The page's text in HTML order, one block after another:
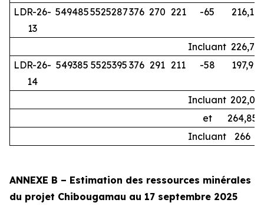
LDR-26-
13
5494855525287376 270 221 -65 216,1
Incluant 226,7
LDR-26-
14
549385 5525395 376 291 211 -58 197,9
Incluant 202,0
et
264,85
Incluant
266
ANNEXE B – Estimation des ressources minérales
du projet Chibougamau au 17 septembre 2025